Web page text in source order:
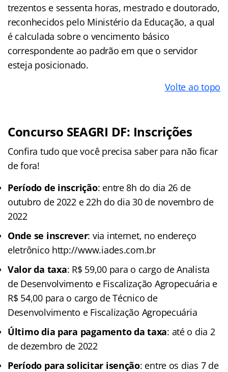
trezentos e sessenta horas, mestrado e doutorado,
reconhecidos pelo Ministério da Educação, a qual
é calculada sobre o vencimento básico
correspondente ao padrão em que o servidor
esteja posicionado.
Volte ao topo
Concurso SEAGRI DF: Inscrições
Confira tudo que você precisa saber para não ficar
de fora!
Período de inscrição: entre 8h do dia 26 de
outubro de 2022 e 22h do dia 30 de novembro de
2022
Onde se inscrever: via internet, no endereço
eletrônico http://www.iades.com.br
Valor da taxa: R$ 59,00 para o cargo de Analista
de Desenvolvimento e Fiscalização Agropecuária e
R$ 54,00 para o cargo de Técnico de
Desenvolvimento e Fiscalização Agropecuária
Último dia para pagamento da taxa: até o dia 2
de dezembro de 2022
Período para solicitar isenção: entre os dias 7 de